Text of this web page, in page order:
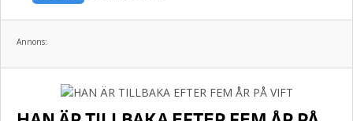
Annons: